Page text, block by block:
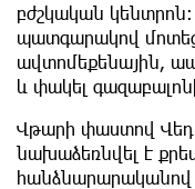
բժշկական
պատգարակով
ավտոմեքենային,
և փակել
Վթարի փաստով
նախաձեռնվել է